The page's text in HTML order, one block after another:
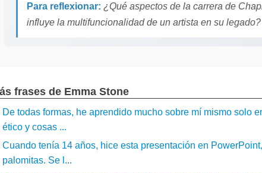
Para reflexionar: ¿Qué aspectos de la carrera de
influye la multifuncionalidad de un artista en su legado?
frases de Emma Stone
De todas formas, he aprendido mucho sobre mí mismo solo
ético y cosas ...
Cuando tenía 14 años, hice esta presentación en
palomitas. Se l...